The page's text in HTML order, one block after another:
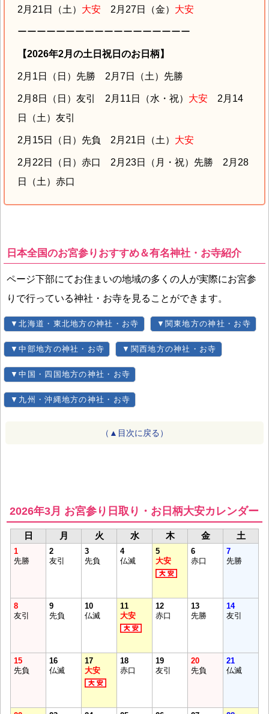
2月21日（土） 大安 2月27日（金） 大安
ーーーーーーーーーーーーーーーーーー
【2026年2月の土日祝日のお日柄】
2月1日（日）先勝 2月7日（土）先勝
2月8日（日）友引 2月11日（水・祝） 大安 2月14
日（土）友引
2月15日（日）先負 2月21日（土） 大安
2月22日（日）赤口 2月23日（月・祝）先勝 2月28
日（土）赤口
日本全国のお宮参りおすすめ＆有名神社・お寺紹介
ページ下部にてお住まいの地域の多くの人が実際にお宮参
りで行っている神社・お寺を見ることができます。
▼北海道・東北地方の神社・お寺 ▼関東地方の神社・お寺
▼中部地方の神社・お寺 ▼関西地方の神社・お寺
▼中国・四国地方の神社・お寺
▼九州・沖縄地方の神社・お寺
（▲目次に戻る）
2026年3月 お宮参り日取り・お日柄大安カレンダー
日 月 火 水 木 金 土
1
先勝
2
友引
3
先負
4
仏滅
5
大安
6
赤口
7
先勝
8
友引
9
先負
10
仏滅
11
大安
12
赤口
13
先勝
14
友引
15
先負
16
仏滅
17
大安
18
赤口
19
友引
20
先負
21
仏滅